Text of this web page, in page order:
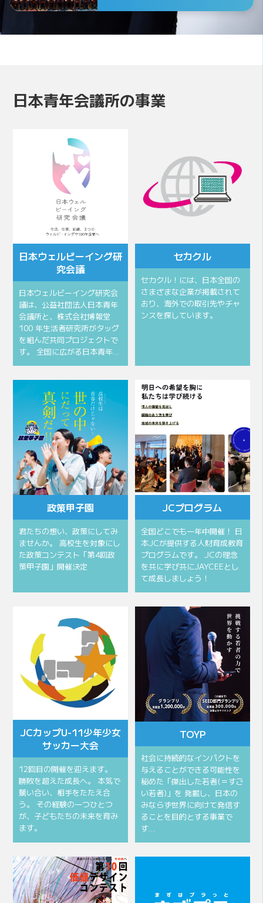
会頭挨拶
日本青年会議所の事業
⽇本ウェルビーイング研
究会議
⽇本ウェルビーイング研究会
議は、公益社団法⼈⽇本⻘年
会議所と、株式会社博報堂
100 年⽣活者研究所がタッグ
を組んだ共同プロジェクトで
す。 全国に広がる⽇本⻘年…
セカクル
セカクル！には、日本全国の
さまざまな企業が掲載されて
おり、海外での取引先やチャ
ンスを探しています。
政策甲子園
君たちの想い、政策にしてみ
ませんか。 高校生を対象にし
た政策コンテスト「第4回政
策甲子園」開催決定
JCプログラム
全国どこでも一年中開催！ 日
本JCが提供する人財育成教育
プログラムです。 JCの理念
を共に学び共にJAYCEEとし
て成長しましょう！
JCカップU-11少年少女
サッカー大会
12回目の開催を迎えます。
勝敗を超えた成長へ。 本気で
競い合い、相手をたたえ合
う。 その経験の一つひとつ
が、子どもたちの未来を育み
ます。
TOYP
社会に持続的なインパクトを
与えることができる可能性を
秘めた「傑出した若者(＝すご
い若者)」を 発掘し、日本の
みならず世界に向けて発信す
ることを目的とする事業で
す…